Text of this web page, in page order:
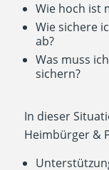
Wie hoch ist
Wie sichere
ab?
Was muss
sichern?
In dieser
Heimbürger &